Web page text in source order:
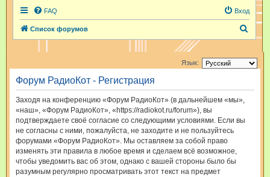
FAQ Вход
Список форумов
и
Язык:
Форум РадиоКот - Регистрация
Заходя на конференцию «Форум РадиоКот» (в дальнейшем «мы»,
«наш», «Форум РадиоКот», «https://radiokot.ru/forum»), вы
подтверждаете своё согласие со следующими условиями. Если вы
не согласны с ними, пожалуйста, не заходите и не пользуйтесь
форумами «Форум РадиоКот». Мы оставляем за собой право
изменять эти правила в любое время и сделаем всё возможное,
чтобы уведомить вас об этом, однако с вашей стороны было бы
разумным регулярно просматривать этот текст на предмет